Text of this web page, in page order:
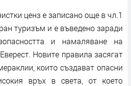
ценз е записано още в чл.1
туризъм и е въведено заради
и намаляване на
Новите правила засягат
които създават опасни
връх в света, от което